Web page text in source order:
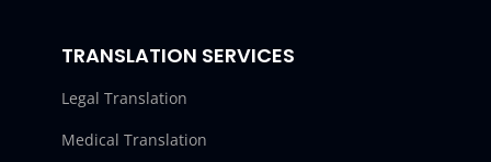
TRANSLATION SERVICES
Legal Translation
Medical Translation